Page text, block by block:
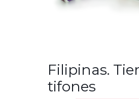
Filipinas.
tifones